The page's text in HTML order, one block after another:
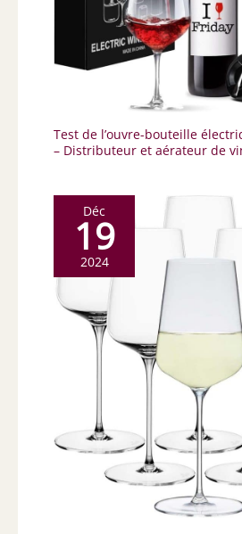
Test de l’ouvre-bouteille
– Distributeur et aérateur de
Déc
19
2024